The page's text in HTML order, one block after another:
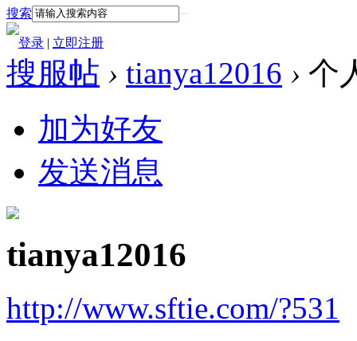
搜索
登录 | 立即注册
搜服帖 › tianya12016 › 个
加为好友
发送消息
tianya12016
http://www.sftie.com/?531